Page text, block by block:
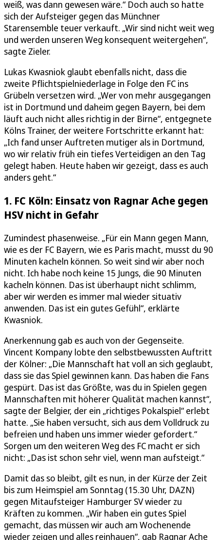
weiß, was dann gewesen wäre.“ Doch auch so hatte
sich der Aufsteiger gegen das Münchner
Starensemble teuer verkauft. „Wir sind nicht weit weg
und werden unseren Weg konsequent weitergehen“,
sagte Zieler.
Lukas Kwasniok glaubt ebenfalls nicht, dass die
zweite Pflichtspielniederlage in Folge den FC ins
Grübeln versetzen wird. „Wer von mehr ausgegangen
ist in Dortmund und daheim gegen Bayern, bei dem
läuft auch nicht alles richtig in der Birne“, entgegnete
Kölns Trainer, der weitere Fortschritte erkannt hat:
„Ich fand unser Auftreten mutiger als in Dortmund,
wo wir relativ früh ein tiefes Verteidigen an den Tag
gelegt haben. Heute haben wir gezeigt, dass es auch
anders geht.“
1. FC Köln: Einsatz von Ragnar Ache gegen
HSV nicht in Gefahr
Zumindest phasenweise. „Für ein Mann gegen Mann,
wie es der FC Bayern, wie es Paris macht, musst du 90
Minuten kacheln können. So weit sind wir aber noch
nicht. Ich habe noch keine 15 Jungs, die 90 Minuten
kacheln können. Das ist überhaupt nicht schlimm,
aber wir werden es immer mal wieder situativ
anwenden. Das ist ein gutes Gefühl“, erklärte
Kwasniok.
Anerkennung gab es auch von der Gegenseite.
Vincent Kompany lobte den selbstbewussten Auftritt
der Kölner: „Die Mannschaft hat voll an sich geglaubt,
dass sie das Spiel gewinnen kann. Das haben die Fans
gespürt. Das ist das Größte, was du in Spielen gegen
Mannschaften mit höherer Qualität machen kannst“,
sagte der Belgier, der ein „richtiges Pokalspiel“ erlebt
hatte. „Sie haben versucht, sich aus dem Volldruck zu
befreien und haben uns immer wieder gefordert.“
Sorgen um den weiteren Weg des FC macht er sich
nicht: „Das ist schon sehr viel, wenn man aufsteigt.“
Damit das so bleibt, gilt es nun, in der Kürze der Zeit
bis zum Heimspiel am Sonntag (15.30 Uhr, DAZN)
gegen Mitaufsteiger Hamburger SV wieder zu
Kräften zu kommen. „Wir haben ein gutes Spiel
gemacht, das müssen wir auch am Wochenende
wieder zeigen und alles reinhauen“, gab Ragnar Ache